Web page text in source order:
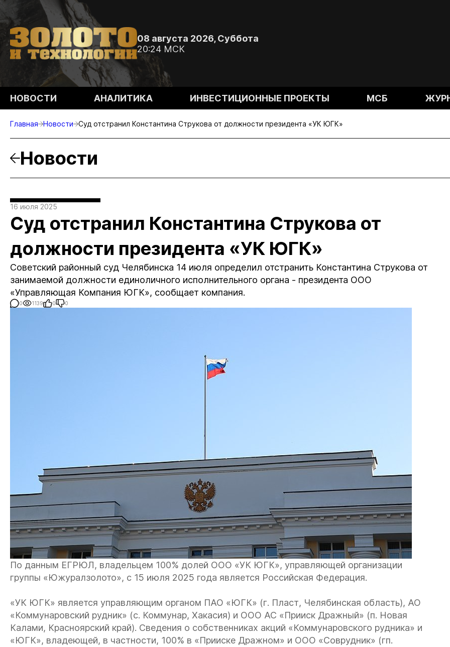
08 августа 2026, Суббота
20:24 МСК
НОВОСТИ АНАЛИТИКА ИНВЕСТИЦИОННЫЕ ПРОЕКТЫ МСБ
Главная Новости Суд отстранил Константина Струкова от должности президента «УК ЮГК»
Новости
16 июля 2025
Суд отстранил Константина Струкова от
должности президента «УК ЮГК»
Советский районный суд Челябинска 14 июля определил отстранить Константина Струкова от
занимаемой должности единоличного исполнительного органа - президента ООО
«Управляющая Компания ЮГК», сообщает компания.
0 1139 0 0
По данным ЕГРЮЛ, владельцем 100% долей ООО «УК ЮГК», управляющей организации
группы «Южуралзолото», с 15 июля 2025 года является Российская Федерация.
«УК ЮГК» является управляющим органом ПАО «ЮГК» (г. Пласт, Челябинская область), АО
«Коммунаровский рудник» (с. Коммунар, Хакасия) и ООО АС «Прииск Дражный» (п. Новая
Калами, Красноярский край). Сведения о собственниках акций «Коммунаровского рудника» и
«ЮГК», владеющей, в частности, 100% в «Прииске Дражном» и ООО «Соврудник» (гп.